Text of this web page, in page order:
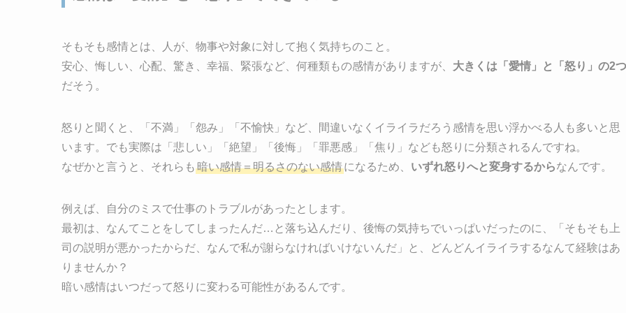
そもそも感情とは、人が、物事や対象に対して抱く気持ちのこと。
安心、悔しい、心配、驚き、幸福、緊張など、何種類もの感情がありますが、 大きくは「愛情」と「怒り」の2つ
だそう。
怒りと聞くと、「不満」「怨み」「不愉快」など、間違いなくイライラだろう感情を思い浮かべる人も多いと思
います。でも実際は「悲しい」「絶望」「後悔」「罪悪感」「焦り」なども怒りに分類されるんですね。
なぜかと言うと、それらも 暗い感情＝明るさのない感情になるため、 いずれ怒りへと変身するからなんです。
例えば、自分のミスで仕事のトラブルがあったとします。
最初は、なんてことをしてしまったんだ…と落ち込んだり、後悔の気持ちでいっぱいだったのに、「そもそも上
司の説明が悪かったからだ、なんで私が謝らなければいけないんだ」と、どんどんイライラするなんて経験はあ
りませんか？
暗い感情はいつだって怒りに変わる可能性があるんです。